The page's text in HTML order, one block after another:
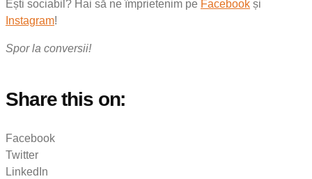
Ești sociabil? Hai să ne împrietenim pe Facebook și
Instagram!
Spor la conversii!
Share this on:
Facebook
Twitter
LinkedIn